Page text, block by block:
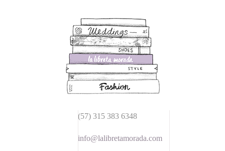
(57) 315 383 6348
info@lalibretamorada.com